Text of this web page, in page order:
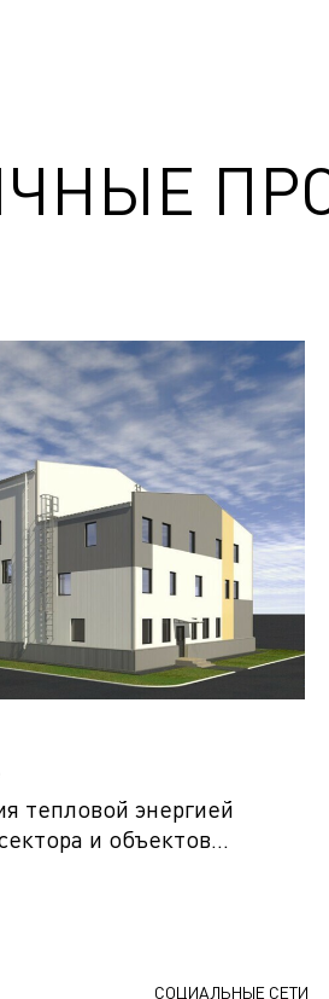
тепловой энергией
и объектов
зоны, Солигорск,
СОЦИАЛЬНЫЕ СЕТИ